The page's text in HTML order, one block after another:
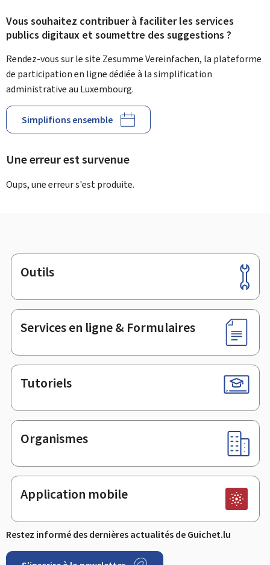
Vous souhaitez contribuer à faciliter les services
publics digitaux et soumettre des suggestions ?
Rendez-vous sur le site Zesumme Vereinfachen, la plateforme
de participation en ligne dédiée à la simplification
administrative au Luxembourg.
Simplifions ensemble
Une erreur est survenue
Oups, une erreur s'est produite.
Pied
de
page
Outils
Services en ligne & Formulaires
Tutoriels
Organismes
Application mobile
Restez informé des dernières actualités de Guichet.lu